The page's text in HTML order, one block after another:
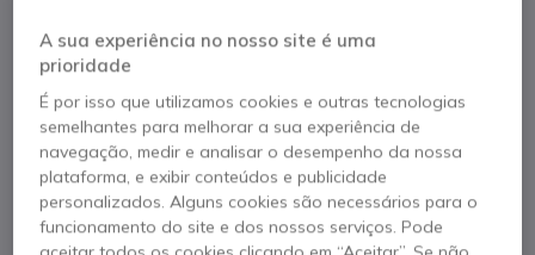
272,75 €
255,95 € s/iva
Ver produto alternativo
A sua experiência no nosso site é uma
prioridade
É por isso que utilizamos cookies e outras tecnologias
semelhantes para melhorar a sua experiência de
navegação, medir e analisar o desempenho da nossa
plataforma, e exibir conteúdos e publicidade
personalizados. Alguns cookies são necessários para o
funcionamento do site e dos nossos serviços. Pode